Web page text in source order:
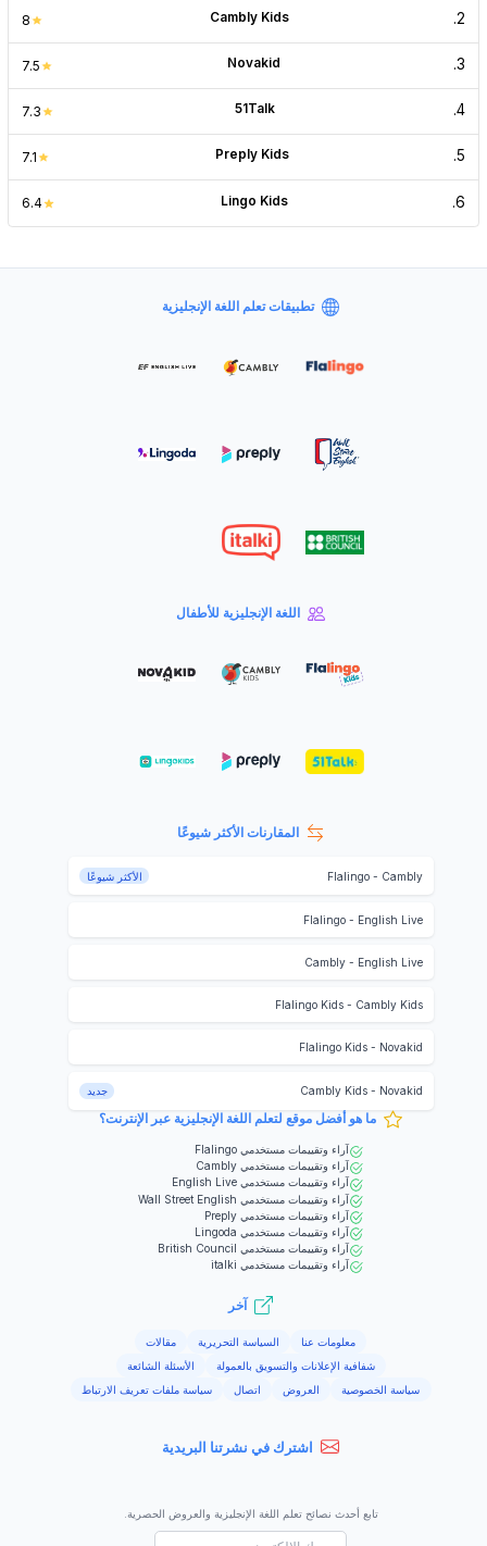
2
.
Cambly Kids
8
3
.
Novakid
7.5
4
.
51Talk
7.3
5
.
Preply Kids
7.1
6
.
Lingo Kids
6.4
تطبيقات تعلم اللغة الإنجليزية
اللغة الإنجليزية للأطفال
المقارنات الأكثر شيوعًا
Flalingo-Cambly الأكثر شيوعًا
Flalingo-English Live
Cambly-English Live
Flalingo Kids-Cambly Kids
Flalingo Kids-Novakid
Cambly Kids-Novakid جديد
ما هو أفضل موقع لتعلم اللغة الإنجليزية عبر الإنترنت؟
آراء وتقييمات مستخدمي Flalingo
آراء وتقييمات مستخدمي Cambly
آراء وتقييمات مستخدمي English Live
آراء وتقييمات مستخدمي Wall Street English
آراء وتقييمات مستخدمي Preply
آراء وتقييمات مستخدمي Lingoda
آراء وتقييمات مستخدمي British Council
آراء وتقييمات مستخدمي italki
آخر
معلومات عنا السياسة التحريرية
مقالات
شفافية الإعلانات والتسويق بالعمولة
الأسئلة الشائعة
سياسة الخصوصية
العروض اتصال سياسة ملفات تعريف الارتباط
اشترك في نشرتنا البريدية
تابع أحدث نصائح تعلم اللغة الإنجليزية والعروض الحصرية.